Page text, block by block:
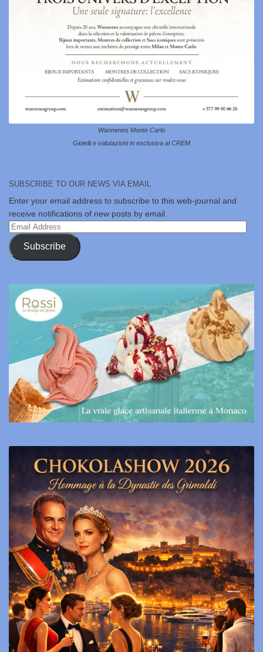
Wannenes Monte Carlo
Gioielli e valutazioni in esclusiva al CREM
SUBSCRIBE TO OUR NEWS VIA EMAIL
Enter your email address to subscribe to this web-journal and
receive notifications of new posts by email.
Email
Address
Subscribe